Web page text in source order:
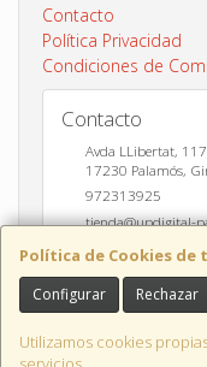
Política de Cookies
Configurar Rechazar
Utilizamos cookies
Contacto
Política Privacidad
Condiciones de
Contacto
Avda LLibertat, 117
17230 Palamós,
972313925
tienda@updigital-
Horario